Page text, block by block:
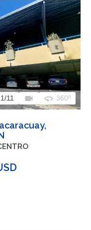
1/11 videocam 360 360º